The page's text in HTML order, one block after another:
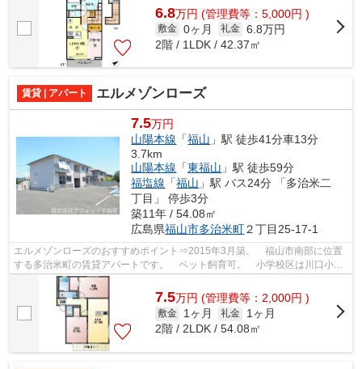
6.8万円 (管理費等：5,000円 )
敷金 0ヶ月 礼金 6.8万円
2階 / 1LDK / 42.37㎡
賃貸 | アパート エルメゾンローズ
7.5万円
山陽本線 「福山 」駅 徒歩41分車13分
3.7km
山陽本線 「東福山 」駅 徒歩59分
福塩線 「福山 」駅 バス24分 「多治米二
丁目」 停歩3分
築11年 / 54.08㎡
広島県福山市多治米町２丁目25-17-1
エルメゾンローズのおすすめポイント⇒2015年3月築。 福山市南部に位置
する多治米町の賃貸アパートです。 ペット飼育可。 小学校区は川口小学
校です！ 徒歩約4分のところにはドラッ...
7.5万円 (管理費等：2,000円 )
敷金 1ヶ月 礼金
1ヶ月
2階 / 2LDK / 54.08㎡